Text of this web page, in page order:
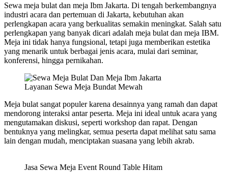
Sewa meja bulat dan meja Ibm Jakarta. Di tengah berkembangnya
industri acara dan pertemuan di Jakarta, kebutuhan akan
perlengkapan acara yang berkualitas semakin meningkat. Salah satu
perlengkapan yang banyak dicari adalah meja bulat dan meja IBM.
Meja ini tidak hanya fungsional, tetapi juga memberikan estetika
yang menarik untuk berbagai jenis acara, mulai dari seminar,
konferensi, hingga pernikahan.
Layanan Sewa Meja Bundat Mewah
Meja bulat sangat populer karena desainnya yang ramah dan dapat
mendorong interaksi antar peserta. Meja ini ideal untuk acara yang
mengutamakan diskusi, seperti workshop dan rapat. Dengan
bentuknya yang melingkar, semua peserta dapat melihat satu sama
lain dengan mudah, menciptakan suasana yang lebih akrab.
Jasa Sewa Meja Event Round Table Hitam